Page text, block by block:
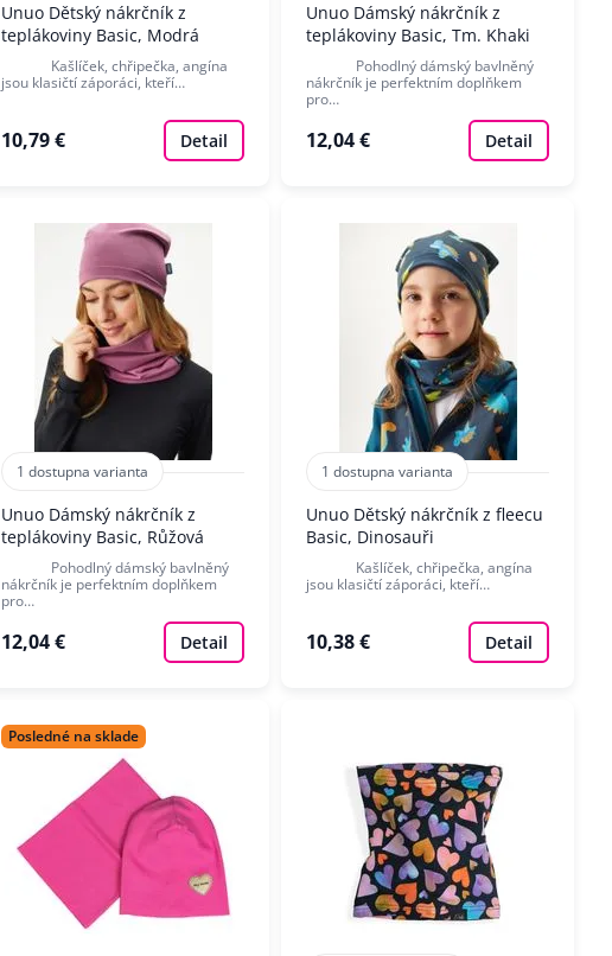
Unuo Dětský nákrčník z
teplákoviny Basic, Modrá
Kašlíček, chřipečka, angína
jsou klasičtí záporáci, kteří…
10,79 € Detail
Unuo Dámský nákrčník z
teplákoviny Basic, Tm. Khaki
Pohodlný dámský bavlněný
nákrčník je perfektním doplňkem
pro…
12,04 € Detail
1 dostupna varianta
Unuo Dámský nákrčník z
teplákoviny Basic, Růžová
Pohodlný dámský bavlněný
nákrčník je perfektním doplňkem
pro…
12,04 € Detail
1 dostupna varianta
Unuo Dětský nákrčník z fleecu
Basic, Dinosauři
Kašlíček, chřipečka, angína
jsou klasičtí záporáci, kteří…
10,38 € Detail
Posledné na sklade